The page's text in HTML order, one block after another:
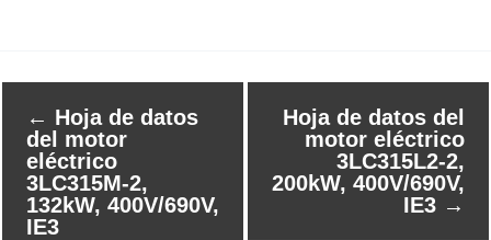
← Hoja de datos
del motor
eléctrico
3LC315M-2,
132kW, 400V/690V,
IE3
Hoja de datos del
motor eléctrico
3LC315L2-2,
200kW, 400V/690V,
IE3 →